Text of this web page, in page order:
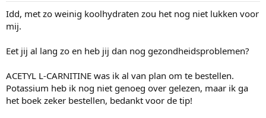
Idd, met zo weinig koolhydraten zou het nog niet lukken voor
mij.
Eet jij al lang zo en heb jij dan nog gezondheidsproblemen?
ACETYL L-CARNITINE was ik al van plan om te bestellen.
Potassium heb ik nog niet genoeg over gelezen, maar ik ga
het boek zeker bestellen, bedankt voor de tip!